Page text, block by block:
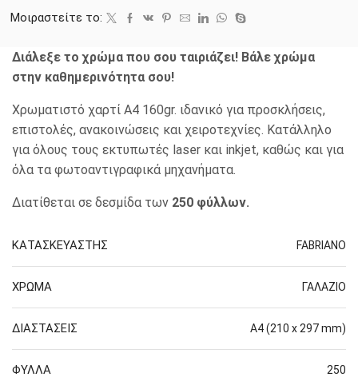
Μοιραστείτε το:
Διάλεξε το χρώμα που σου ταιριάζει! Βάλε χρώμα
στην καθημερινότητα σου!
Χρωματιστό χαρτί A4 160gr. ιδανικό για προσκλήσεις,
επιστολές, ανακοινώσεις και χειροτεχνίες. Κατάλληλο
για όλους τους εκτυπωτές laser και inkjet, καθώς και για
όλα τα φωτοαντιγραφικά μηχανήματα.
Διατίθεται σε δεσμίδα των 250 φύλλων.
ΚΑΤΑΣΚΕΥΑΣΤΗΣ FABRIANO
ΧΡΩΜΑ ΓΑΛΑΖΙΟ
ΔΙΑΣΤΑΣΕΙΣ Α4 (210 x 297 mm)
ΦΥΛΛΑ 250